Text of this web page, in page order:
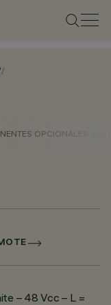
/
OPCIONALES
– 48 Vcc – L =